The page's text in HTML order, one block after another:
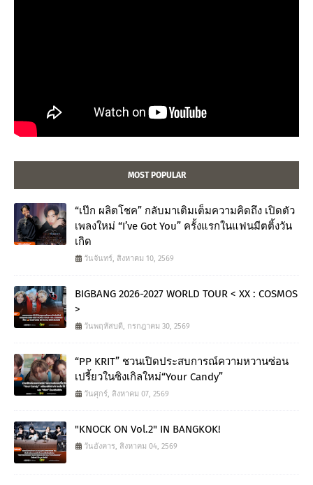
MOST POPULAR
“เป๊ก ผลิตโชค” กลับมาเติมเต็มความคิดถึง เปิดตัว
เพลงใหม่ “I’ve Got You” ครั้งแรกในแฟนมีตติ้งวัน
เกิด
วันจันทร์, สิงหาคม 10, 2569
BIGBANG 2026-2027 WORLD TOUR < XX : COSMOS
>
วันพฤหัสบดี, กรกฎาคม 30, 2569
“PP KRIT” ชวนเปิดประสบการณ์ความหวานซ่อน
เปรี้ยวในซิงเกิลใหม่“Your Candy”
วันศุกร์, สิงหาคม 07, 2569
"KNOCK ON Vol.2" IN BANGKOK!
วันอังคาร, สิงหาคม 04, 2569